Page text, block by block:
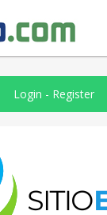
Login - Register